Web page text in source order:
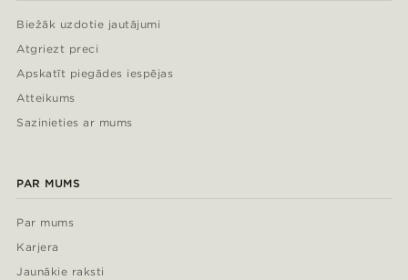
Biežāk uzdotie jautājumi
Atgriezt preci
Apskatīt piegādes iespējas
Atteikums
Sazinieties ar mums
PAR MUMS
Par mums
Karjera
Jaunākie raksti